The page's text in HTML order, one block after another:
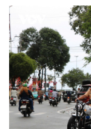
Săn Tour
check-in